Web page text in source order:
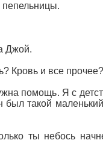
Джой.
Кровь и все прочее?
помощь. Я с
был такой
ты небось